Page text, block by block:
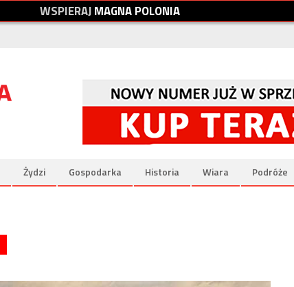
WSPIERAJMAGNAPOLONIA
Żydzi Gospodarka Historia Wiara Podróże